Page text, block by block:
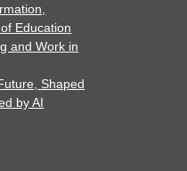
Education
and Work in
Shaped
by AI